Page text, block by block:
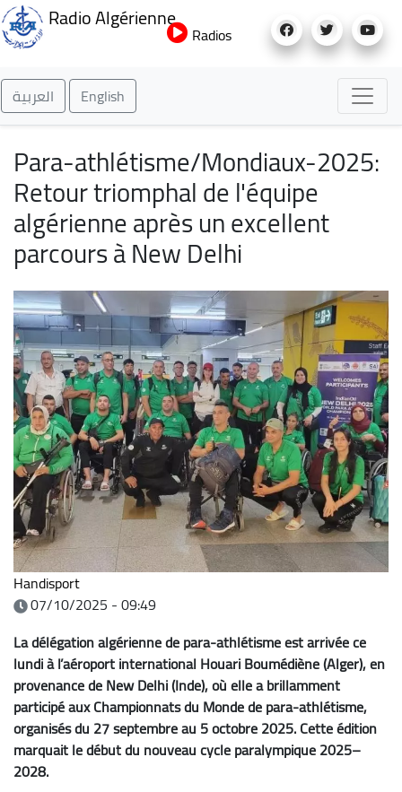
au
Radio Algérienne
Radios
العربية English
Para-athlétisme/Mondiaux-2025:
Retour triomphal de l'équipe
algérienne après un excellent
parcours à New Delhi
Handisport
07/10/2025 - 09:49
La délégation algérienne de para-athlétisme est arrivée ce
lundi à l’aéroport international Houari Boumédiène (Alger), en
provenance de New Delhi (Inde), où elle a brillamment
participé aux Championnats du Monde de para-athlétisme,
organisés du 27 septembre au 5 octobre 2025. Cette édition
marquait le début du nouveau cycle paralympique 2025–
2028.